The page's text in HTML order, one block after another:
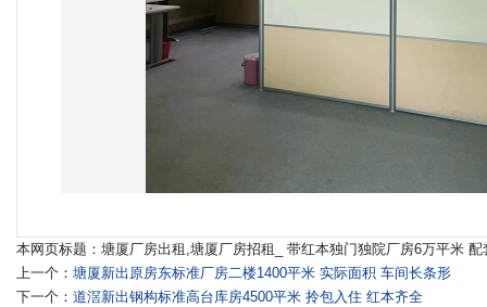
本网页标题：塘厦厂房出租,塘厦厂房招租_ 带红本独门独院厂房6万平米
上一个： 塘厦新出原房东标准厂房二楼1400平米 实际面积 车间长条形
下一个： 道滘新出钢构标准高台库房4500平米 拎包入住 红本齐全